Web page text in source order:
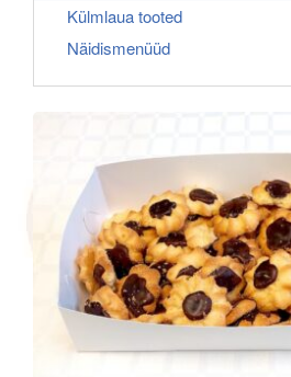
Külmlaua tooted
Näidismenüüd